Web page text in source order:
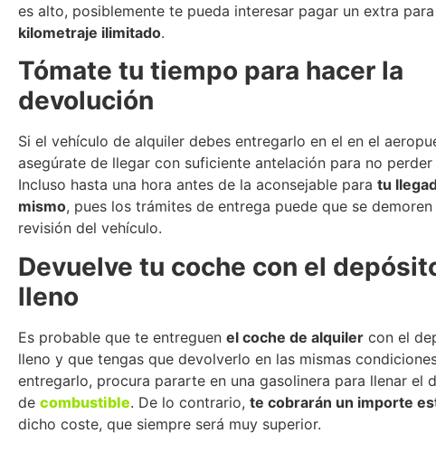
es alto, posiblemente te pueda interesar pagar un extra
kilometraje ilimitado.
Tómate tu tiempo para hacer la
devolución
Si el vehículo de alquiler debes entregarlo en el en el
asegúrate de llegar con suficiente antelación para no perder
Incluso hasta una hora antes de la aconsejable para tu
mismo, pues los trámites de entrega puede que se
revisión del vehículo.
Devuelve tu coche con el
lleno
Es probable que te entreguen el coche de alquiler con el
lleno y que tengas que devolverlo en las mismas
entregarlo, procura pararte en una gasolinera para llenar el
de combustible. De lo contrario, te cobrarán un importe
dicho coste, que siempre será muy superior.